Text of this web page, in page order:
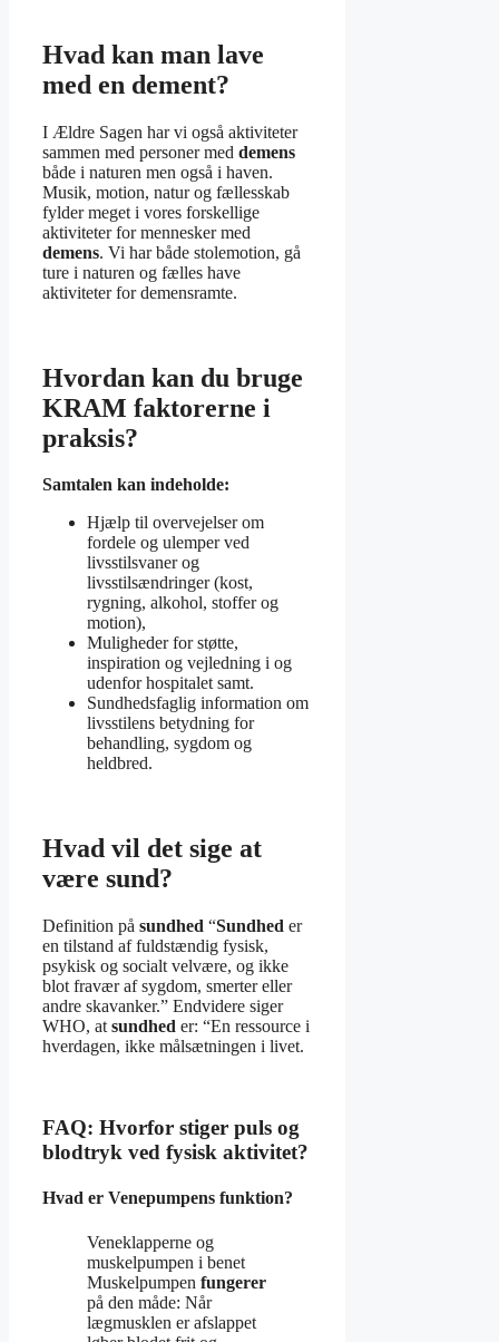
Hvad kan man lave
med en dement?
I Ældre Sagen har vi også aktiviteter
sammen med personer med demens
både i naturen men også i haven.
Musik, motion, natur og fællesskab
fylder meget i vores forskellige
aktiviteter for mennesker med
demens. Vi har både stolemotion, gå
ture i naturen og fælles have
aktiviteter for demensramte.
Hvordan kan du bruge
KRAM faktorerne i
praksis?
Samtalen kan indeholde:
Hjælp til overvejelser om
fordele og ulemper ved
livsstilsvaner og
livsstilsændringer (kost,
rygning, alkohol, stoffer og
motion),
Muligheder for støtte,
inspiration og vejledning i og
udenfor hospitalet samt.
Sundhedsfaglig information om
livsstilens betydning for
behandling, sygdom og
heldbred.
Hvad vil det sige at
være sund?
Definition på sundhed “Sundhed er
en tilstand af fuldstændig fysisk,
psykisk og socialt velvære, og ikke
blot fravær af sygdom, smerter eller
andre skavanker.” Endvidere siger
WHO, at sundhed er: “En ressource i
hverdagen, ikke målsætningen i livet.
FAQ: Hvorfor stiger puls og
blodtryk ved fysisk aktivitet?
Hvad er Venepumpens funktion?
Veneklapperne og
muskelpumpen i benet
Muskelpumpen fungerer
på den måde: Når
lægmusklen er afslappet